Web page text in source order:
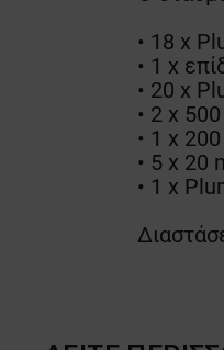
• 18 x
• 1 x
• 20 x
• 2 x
• 1 x
• 5 x 20
• 1 x